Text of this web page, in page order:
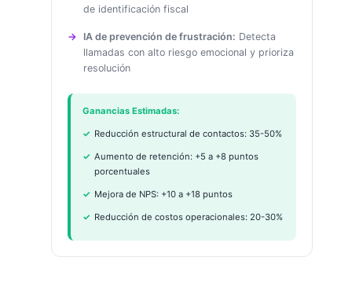
de identificación fiscal
IA de prevención de frustración: Detecta
llamadas con alto riesgo emocional y prioriza
resolución
Ganancias Estimadas:
Reducción estructural de contactos: 35-50%
Aumento de retención: +5 a +8 puntos
porcentuales
Mejora de NPS: +10 a +18 puntos
Reducción de costos operacionales: 20-30%